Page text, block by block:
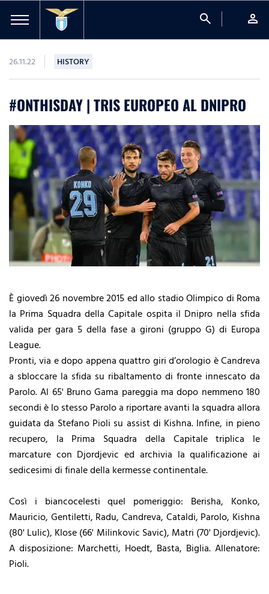
search person
26.11.22 HISTORY
#ONTHISDAY | TRIS EUROPEO AL DNIPRO
È giovedì 26 novembre 2015 ed allo stadio Olimpico di Roma
la Prima Squadra della Capitale ospita il Dnipro nella sfida
valida per gara 5 della fase a gironi (gruppo G) di Europa
League.
Pronti, via e dopo appena quattro giri d’orologio è Candreva
a sbloccare la sfida su ribaltamento di fronte innescato da
Parolo. Al 65' Bruno Gama pareggia ma dopo nemmeno 180
secondi è lo stesso Parolo a riportare avanti la squadra allora
guidata da Stefano Pioli su assist di Kishna. Infine, in pieno
recupero, la Prima Squadra della Capitale triplica le
marcature con Djordjevic ed archivia la qualificazione ai
sedicesimi di finale della kermesse continentale.
Così i biancocelesti quel pomeriggio: Berisha, Konko,
Mauricio, Gentiletti, Radu, Candreva, Cataldi, Parolo, Kishna
(80' Lulic), Klose (66' Milinkovic Savic), Matri (70' Djordjevic).
A disposizione: Marchetti, Hoedt, Basta, Biglia. Allenatore:
Pioli.